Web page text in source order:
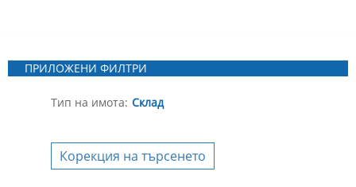
ПРИЛОЖЕНИ ФИЛТРИ
Тип на имота: Склад
Корекция на търсенето